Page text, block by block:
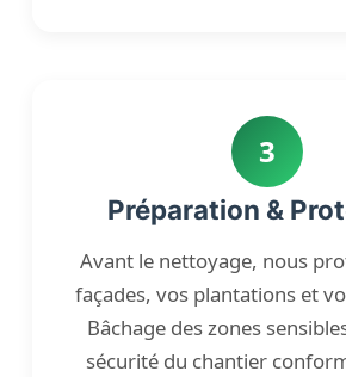
3
Préparation &
Avant le nettoyage, nous
façades, vos plantations et
Bâchage des zones
sécurité du chantier